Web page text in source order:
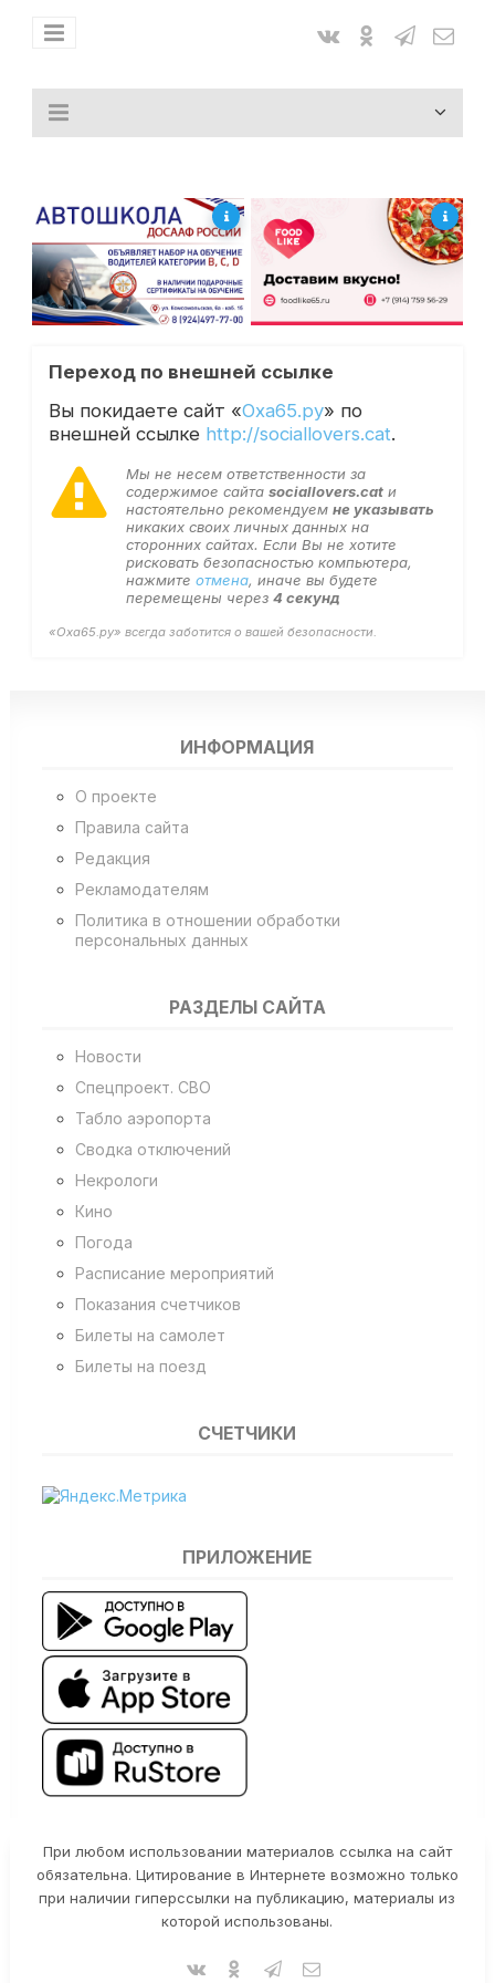
Переход по внешней ссылке
Вы покидаете сайт «Оха65.ру» по
внешней ссылке http://sociallovers.cat.
Мы не несем ответственности за
содержимое сайта sociallovers.catи
настоятельно рекомендуем не указывать
никаких своих личных данных на
сторонних сайтах. Если Вы не хотите
рисковать безопасностью компьютера,
нажмите отмена, иначе вы будете
перемещены через 4 секунд
«Оха65.ру» всегда заботится о вашей безопасности.
ИНФОРМАЦИЯ
О проекте
Правила сайта
Редакция
Рекламодателям
Политика в отношении обработки
персональных данных
РАЗДЕЛЫ САЙТА
Новости
Спецпроект. СВО
Табло аэропорта
Сводка отключений
Некрологи
Кино
Погода
Расписание мероприятий
Показания счетчиков
Билеты на самолет
Билеты на поезд
СЧЕТЧИКИ
ПРИЛОЖЕНИЕ
При любом использовании материалов ссылка на сайт
обязательна. Цитирование в Интернете возможно только
при наличии гиперссылки на публикацию, материалы из
которой использованы.